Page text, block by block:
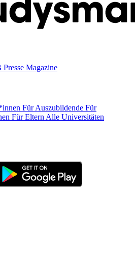
Presse Magazine
Für Auszubildende Für
Für Eltern Alle Universitäten